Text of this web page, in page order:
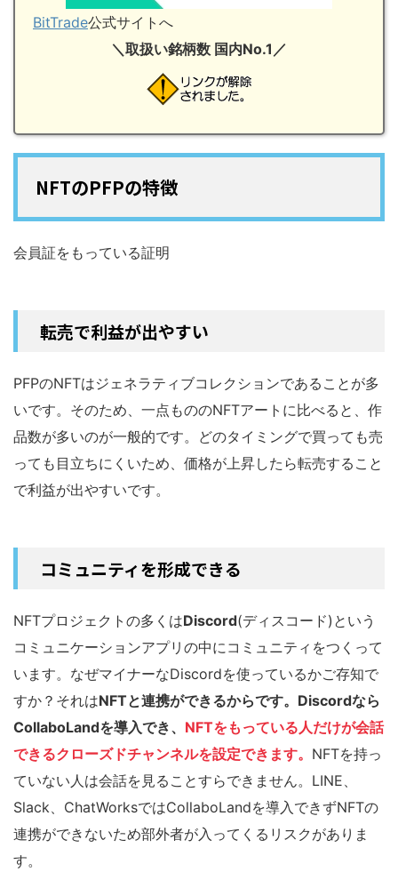
BitTrade公式サイトへ
＼取扱い銘柄数 国内No.1／
NFTのPFPの特徴
会員証をもっている証明
転売で利益が出やすい
PFPのNFTはジェネラティブコレクションであることが多
いです。そのため、一点もののNFTアートに比べると、作
品数が多いのが一般的です。どのタイミングで買っても売
っても目立ちにくいため、価格が上昇したら転売すること
で利益が出やすいです。
コミュニティを形成できる
NFTプロジェクトの多くはDiscord(ディスコード)という
コミュニケーションアプリの中にコミュニティをつくって
います。なぜマイナーなDiscordを使っているかご存知で
すか？それはNFTと連携ができるからです。Discordなら
CollaboLandを導入でき、 NFTをもっている人だけが会話
できるクローズドチャンネルを設定できます。 NFTを持っ
ていない人は会話を見ることすらできません。LINE、
Slack、ChatWorksではCollaboLandを導入できずNFTの
連携ができないため部外者が入ってくるリスクがありま
す。